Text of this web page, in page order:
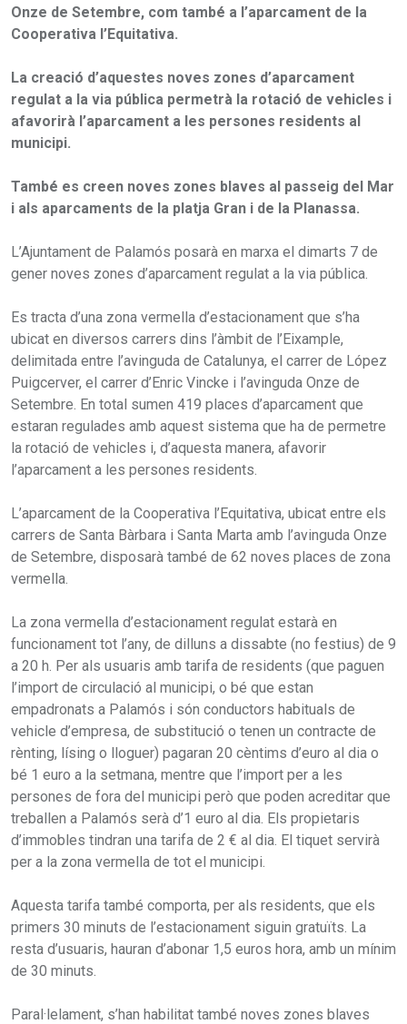
Onze de Setembre, com també a l’aparcament de la
Cooperativa l’Equitativa.
La creació d’aquestes noves zones d’aparcament
regulat a la via pública permetrà la rotació de vehicles i
afavorirà l’aparcament a les persones residents al
municipi.
També es creen noves zones blaves al passeig del Mar
i als aparcaments de la platja Gran i de la Planassa.
L’Ajuntament de Palamós posarà en marxa el dimarts 7 de
gener noves zones d’aparcament regulat a la via pública.
Es tracta d’una zona vermella d’estacionament que s’ha
ubicat en diversos carrers dins l’àmbit de l’Eixample,
delimitada entre l’avinguda de Catalunya, el carrer de López
Puigcerver, el carrer d’Enric Vincke i l’avinguda Onze de
Setembre. En total sumen 419 places d’aparcament que
estaran regulades amb aquest sistema que ha de permetre
la rotació de vehicles i, d’aquesta manera, afavorir
l’aparcament a les persones residents.
L’aparcament de la Cooperativa l’Equitativa, ubicat entre els
carrers de Santa Bàrbara i Santa Marta amb l’avinguda Onze
de Setembre, disposarà també de 62 noves places de zona
vermella.
La zona vermella d’estacionament regulat estarà en
funcionament tot l’any, de dilluns a dissabte (no festius) de 9
a 20 h. Per als usuaris amb tarifa de residents (que paguen
l’import de circulació al municipi, o bé que estan
empadronats a Palamós i són conductors habituals de
vehicle d’empresa, de substitució o tenen un contracte de
rènting, lísing o lloguer) pagaran 20 cèntims d’euro al dia o
bé 1 euro a la setmana, mentre que l’import per a les
persones de fora del municipi però que poden acreditar que
treballen a Palamós serà d’1 euro al dia. Els propietaris
d’immobles tindran una tarifa de 2 € al dia. El tiquet servirà
per a la zona vermella de tot el municipi.
Aquesta tarifa també comporta, per als residents, que els
primers 30 minuts de l’estacionament siguin gratuïts. La
resta d’usuaris, hauran d’abonar 1,5 euros hora, amb un mínim
de 30 minuts.
Paral·lelament, s’han habilitat també noves zones blaves